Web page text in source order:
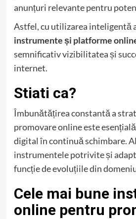
anunțuri relevante pentru
Astfel, cu utilizarea inteligentă
instrumente și platforme
semnificativ vizibilitatea și
internet.
Stiati ca?
Îmbunătățirea constantă a
promovare online este
digital în continuă schimbare.
instrumentele potrivite și
funcție de evoluțiile din
Cele mai bune
online pentru